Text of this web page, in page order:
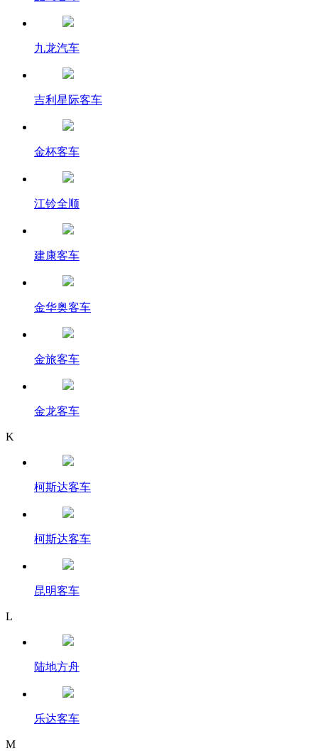
九龙汽车
吉利星际客车
金杯客车
江铃全顺
建康客车
金华奥客车
金旅客车
金龙客车
K
柯斯达客车
柯斯达客车
昆明客车
L
陆地方舟
乐达客车
M